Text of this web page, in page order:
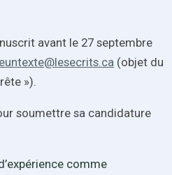
avant le 27 septembre
(objet du
»).
soumettre sa candidature
comme